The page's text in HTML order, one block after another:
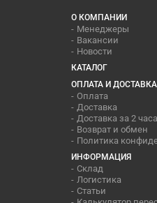
О КОМПАНИИ
Менеджеры
Вакансии
Новости
КАТАЛОГ
ОПЛАТА И ДОСТАВКА
Оплата
Доставка
Доставка за 2 часа
Возврат и обмен
Политика
ИНФОРМАЦИЯ
Склад
Логистика
Статьи